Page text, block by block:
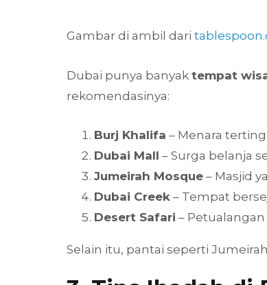
Gambar di ambil dari
Dubai punya banyak tempat
rekomendasinya:
Burj Khalifa – Menara
Dubai Mall – Surga belanja
Jumeirah Mosque – Masjid
Dubai Creek – Tempat
Desert Safari –
Selain itu, pantai seperti